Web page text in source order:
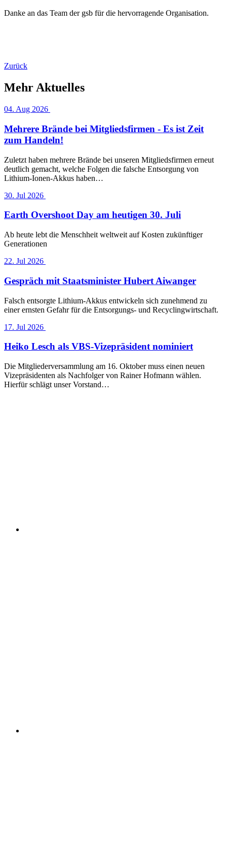
Danke an das Team der gsb für die hervorragende Organisation.
Zurück
Mehr Aktuelles
04. Aug 2026
Mehrere Brände bei Mitgliedsfirmen - Es ist Zeit
zum Handeln!
Zuletzt haben mehrere Brände bei unseren Mitgliedsfirmen erneut
deutlich gemacht, welche Folgen die falsche Entsorgung von
Lithium-Ionen-Akkus haben…
30. Jul 2026
Earth Overshoot Day am heutigen 30. Juli
Ab heute lebt die Menschheit weltweit auf Kosten zukünftiger
Generationen
22. Jul 2026
Gespräch mit Staatsminister Hubert Aiwanger
Falsch entsorgte Lithium-Akkus entwickeln sich zunehmend zu
einer ernsten Gefahr für die Entsorgungs- und Recyclingwirtschaft.
17. Jul 2026
Heiko Lesch als VBS-Vizepräsident nominiert
Die Mitgliederversammlung am 16. Oktober muss einen neuen
Vizepräsidenten als Nachfolger von Rainer Hofmann wählen.
Hierfür schlägt unser Vorstand…